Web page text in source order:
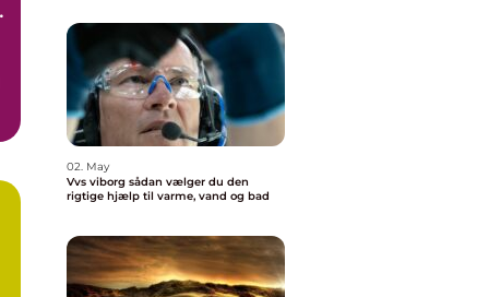
02. May
Vvs viborg sådan vælger du den
rigtige hjælp til varme, vand og bad